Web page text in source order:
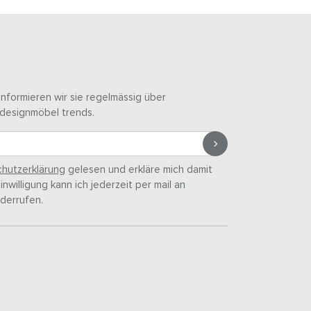
wir sie regelmässig über
trends.
gelesen und erkläre mich damit
kann ich jederzeit per mail an